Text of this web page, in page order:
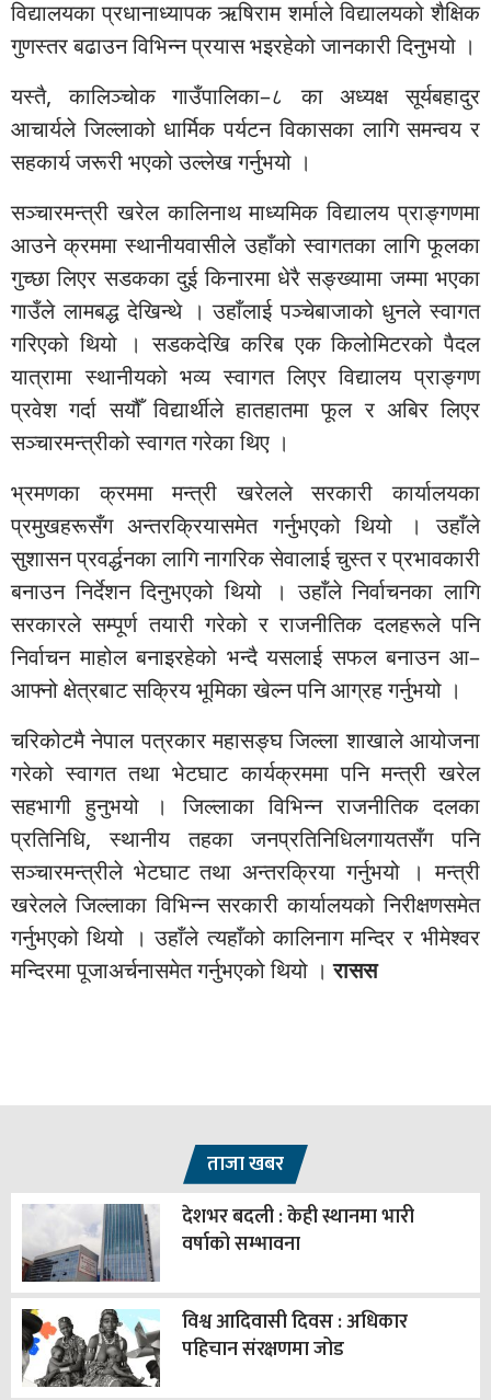
विद्यालयका प्रधानाध्यापक ऋषिराम शर्माले विद्यालयको शैक्षिक
गुणस्तर बढाउन विभिन्न प्रयास भइरहेको जानकारी दिनुभयो ।
यस्तै, कालिञ्चोक गाउँपालिका–८ का अध्यक्ष सूर्यबहादुर
आचार्यले जिल्लाको धार्मिक पर्यटन विकासका लागि समन्वय र
सहकार्य जरूरी भएको उल्लेख गर्नुभयो ।
सञ्चारमन्त्री खरेल कालिनाथ माध्यमिक विद्यालय प्राङ्गणमा
आउने क्रममा स्थानीयवासीले उहाँको स्वागतका लागि फूलका
गुच्छा लिएर सडकका दुई किनारमा धेरै सङ्ख्यामा जम्मा भएका
गाउँले लामबद्ध देखिन्थे । उहाँलाई पञ्चेबाजाको धुनले स्वागत
गरिएको थियो । सडकदेखि करिब एक किलोमिटरको पैदल
यात्रामा स्थानीयको भव्य स्वागत लिएर विद्यालय प्राङ्गण
प्रवेश गर्दा सयौँ विद्यार्थीले हातहातमा फूल र अबिर लिएर
सञ्चारमन्त्रीको स्वागत गरेका थिए ।
भ्रमणका क्रममा मन्त्री खरेलले सरकारी कार्यालयका
प्रमुखहरूसँग अन्तरक्रियासमेत गर्नुभएको थियो । उहाँले
सुशासन प्रवर्द्धनका लागि नागरिक सेवालाई चुस्त र प्रभावकारी
बनाउन निर्देशन दिनुभएको थियो । उहाँले निर्वाचनका लागि
सरकारले सम्पूर्ण तयारी गरेको र राजनीतिक दलहरूले पनि
निर्वाचन माहोल बनाइरहेको भन्दै यसलाई सफल बनाउन आ–
आफ्नो क्षेत्रबाट सक्रिय भूमिका खेल्न पनि आग्रह गर्नुभयो ।
चरिकोटमै नेपाल पत्रकार महासङ्घ जिल्ला शाखाले आयोजना
गरेको स्वागत तथा भेटघाट कार्यक्रममा पनि मन्त्री खरेल
सहभागी हुनुभयो । जिल्लाका विभिन्न राजनीतिक दलका
प्रतिनिधि, स्थानीय तहका जनप्रतिनिधिलगायतसँग पनि
सञ्चारमन्त्रीले भेटघाट तथा अन्तरक्रिया गर्नुभयो । मन्त्री
खरेलले जिल्लाका विभिन्न सरकारी कार्यालयको निरीक्षणसमेत
गर्नुभएको थियो । उहाँले त्यहाँको कालिनाग मन्दिर र भीमेश्वर
मन्दिरमा पूजाअर्चनासमेत गर्नुभएको थियो ।रासस
ताजा खबर
देशभर बदली : केही स्थानमा भारी
वर्षाको सम्भावना
विश्व आदिवासी दिवस : अधिकार
पहिचान संरक्षणमा जोड